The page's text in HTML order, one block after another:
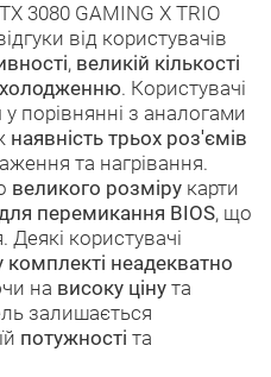
3080 GAMING X TRIO
від користувачів
, великій кількості
. Користувачі
у порівнянні з аналогами
наявність трьох роз'ємів
та нагрівання.
великого розміру карти
перемикання BIOS, що
користувачі
комплекті неадекватно
на високу ціну та
залишається
потужності та